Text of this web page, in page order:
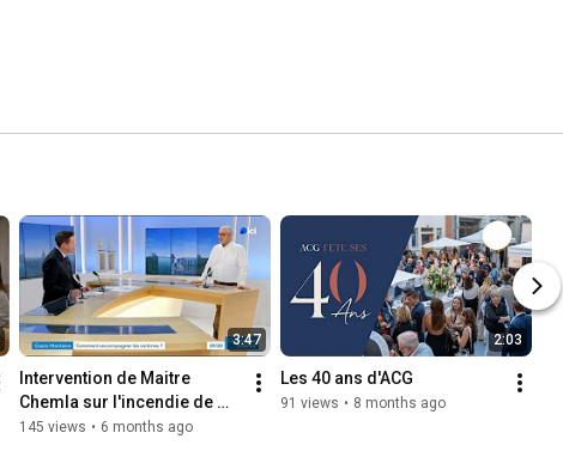
3:47
Intervention de Maitre
Chemla sur l'incendie de
Crans-Montana pour Ici
145 views • 6 months ago
2:03
Les 40 ans d'ACG
91 views • 8 months ago